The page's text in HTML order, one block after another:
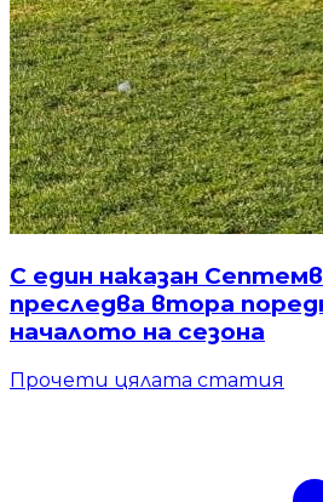
С един наказан
преследва втора
началото на сезона
Прочети цялата статия